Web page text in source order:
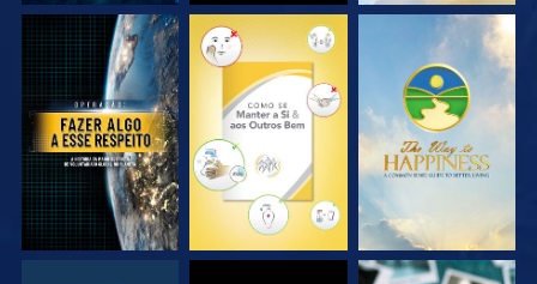
VEJA VEJA VEJA